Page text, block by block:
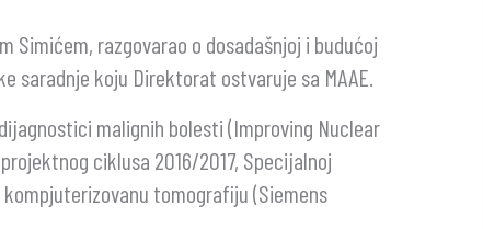
Simićem, razgovarao o dosadašnjoj i budućoj
saradnje koju Direktorat ostvaruje sa MAAE.
malignih bolesti (Improving Nuclear
ciklusa 2016/2017, Specijalnoj
tomografiju (Siemens